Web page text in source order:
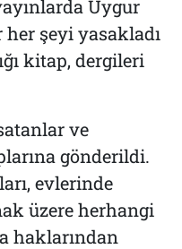
Uygur
şeyi yasakladı
kitap, dergileri
ve
gönderildi.
evlerinde
üzere herhangi
haklarından